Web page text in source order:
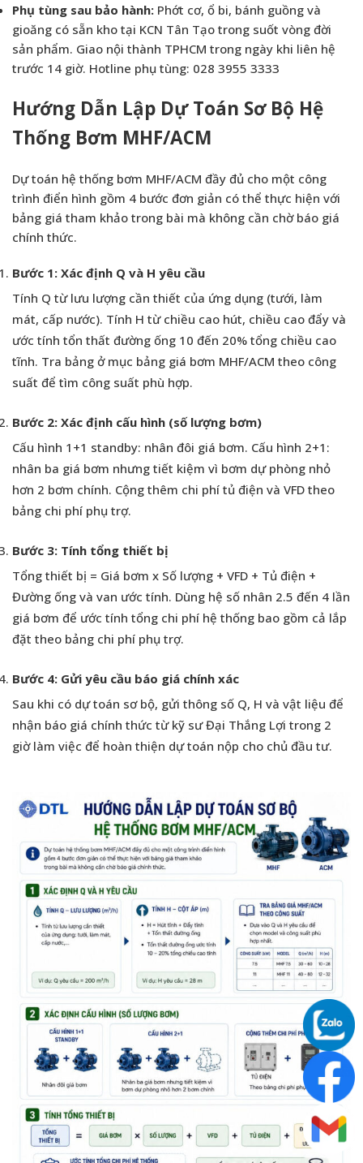
Phụ tùng sau bảo hành: Phớt cơ, ổ bi, bánh guồng và
gioăng có sẵn kho tại KCN Tân Tạo trong suốt vòng đời
sản phẩm. Giao nội thành TPHCM trong ngày khi liên hệ
trước 14 giờ. Hotline phụ tùng: 028 3955 3333
Hướng Dẫn Lập Dự Toán Sơ Bộ Hệ
Thống Bơm MHF/ACM
Dự toán hệ thống bơm MHF/ACM đầy đủ cho một công
trình điển hình gồm 4 bước đơn giản có thể thực hiện với
bảng giá tham khảo trong bài mà không cần chờ báo giá
chính thức.
Bước 1: Xác định Q và H yêu cầu
Tính Q từ lưu lượng cần thiết của ứng dụng (tưới, làm
mát, cấp nước). Tính H từ chiều cao hút, chiều cao đẩy và
ước tính tổn thất đường ống 10 đến 20% tổng chiều cao
tĩnh. Tra bảng ở mục bảng giá bơm MHF/ACM theo công
suất để tìm công suất phù hợp.
Bước 2: Xác định cấu hình (số lượng bơm)
Cấu hình 1+1 standby: nhân đôi giá bơm. Cấu hình 2+1:
nhân ba giá bơm nhưng tiết kiệm vì bơm dự phòng nhỏ
hơn 2 bơm chính. Cộng thêm chi phí tủ điện và VFD theo
bảng chi phí phụ trợ.
Bước 3: Tính tổng thiết bị
Tổng thiết bị = Giá bơm x Số lượng + VFD + Tủ điện +
Đường ống và van ước tính. Dùng hệ số nhân 2.5 đến 4 lần
giá bơm để ước tính tổng chi phí hệ thống bao gồm cả lắp
đặt theo bảng chi phí phụ trợ.
Bước 4: Gửi yêu cầu báo giá chính xác
Sau khi có dự toán sơ bộ, gửi thông số Q, H và vật liệu để
nhận báo giá chính thức từ kỹ sư Đại Thắng Lợi trong 2
giờ làm việc để hoàn thiện dự toán nộp cho chủ đầu tư.